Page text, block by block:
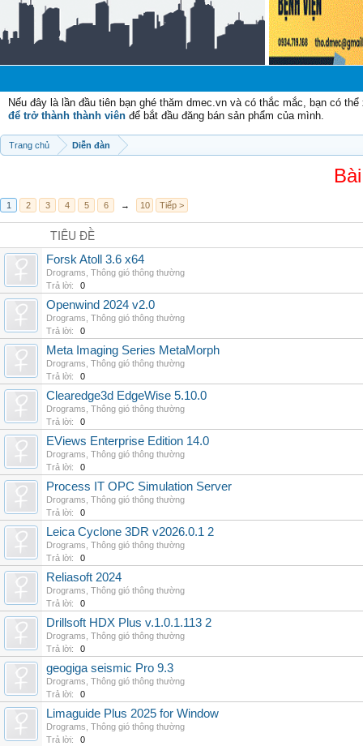
Nếu đây là lần đầu tiên bạn ghé thăm dmec.vn và có thắc mắc, bạn có
để trở thành thành viên để bắt đầu đăng bán sản phẩm của mình.
Trang chủ Diễn đàn
1 2 3 4 5 6 → 10 Tiếp >
TIÊU ĐỀ
Forsk Atoll 3.6 x64
Drograms Thông gió thông thường
Trả lời:
0
Openwind 2024 v2.0
Drograms Thông gió thông thường
Trả lời:
0
Meta Imaging Series MetaMorph
Drograms Thông gió thông thường
Trả lời:
0
Clearedge3d EdgeWise 5.10.0
Drograms Thông gió thông thường
Trả lời:
0
EViews Enterprise Edition 14.0
Drograms Thông gió thông thường
Trả lời:
0
Process IT OPC Simulation Server
Drograms Thông gió thông thường
Trả lời:
0
Leica Cyclone 3DR v2026.0.1 2
Drograms Thông gió thông thường
Trả lời:
0
Reliasoft 2024
Drograms Thông gió thông thường
Trả lời:
0
Drillsoft HDX Plus v.1.0.1.113 2
Drograms Thông gió thông thường
Trả lời:
0
geogiga seismic Pro 9.3
Drograms Thông gió thông thường
Trả lời:
0
Limaguide Plus 2025 for Window
Drograms Thông gió thông thường
Trả lời:
0